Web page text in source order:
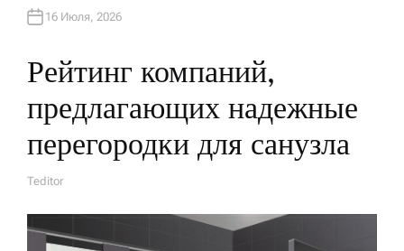
16 Июля, 2026
Рейтинг компаний,
предлагающих надежные
перегородки для санузла
А
Р
Teditor